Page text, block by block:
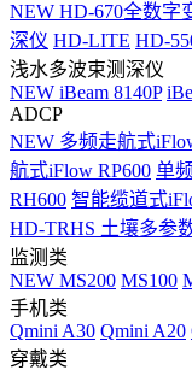
NEW HD-670全数字
深仪 HD-LITE HD-
浅水多波束测深仪
NEW iBeam 8140P
ADCP
NEW 多频走航式
航式iFlow RP600 单
RH600 智能缆道式
HD-TRHS 土壤多参
监测类
NEW MS200 MS100
手机类
Qmini A30 Qmini A20
穿戴类